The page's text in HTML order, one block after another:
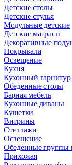
Детские столы
Детские стулья
Модульные детские
Детские матрасы
Декоративные
Покрывала
Освещение
Кухня
Кухонный гарнитур
Обеденные столы
Барная мебель
Кухонные диваны
Кушетки
Витрины
Стеллажи
Освещение
Обеденные группы
Прихожая